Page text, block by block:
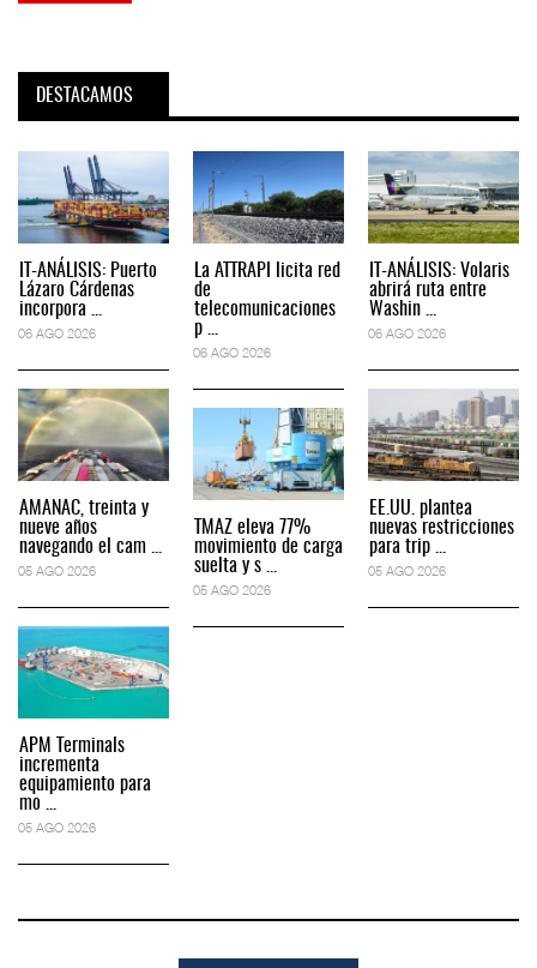
DESTACAMOS
IT-ANÁLISIS: Puerto
Lázaro Cárdenas
incorpora ...
06 AGO 2026
AMANAC, treinta y
nueve años
navegando el cam ...
05 AGO 2026
APM Terminals
incrementa
equipamiento para
mo ...
05 AGO 2026
La ATTRAPI licita red
de
telecomunicaciones
p ...
06 AGO 2026
TMAZ eleva 77%
movimiento de carga
suelta y s ...
05 AGO 2026
IT-ANÁLISIS: Volaris
abrirá ruta entre
Washin ...
06 AGO 2026
EE.UU. plantea
nuevas restricciones
para trip ...
05 AGO 2026